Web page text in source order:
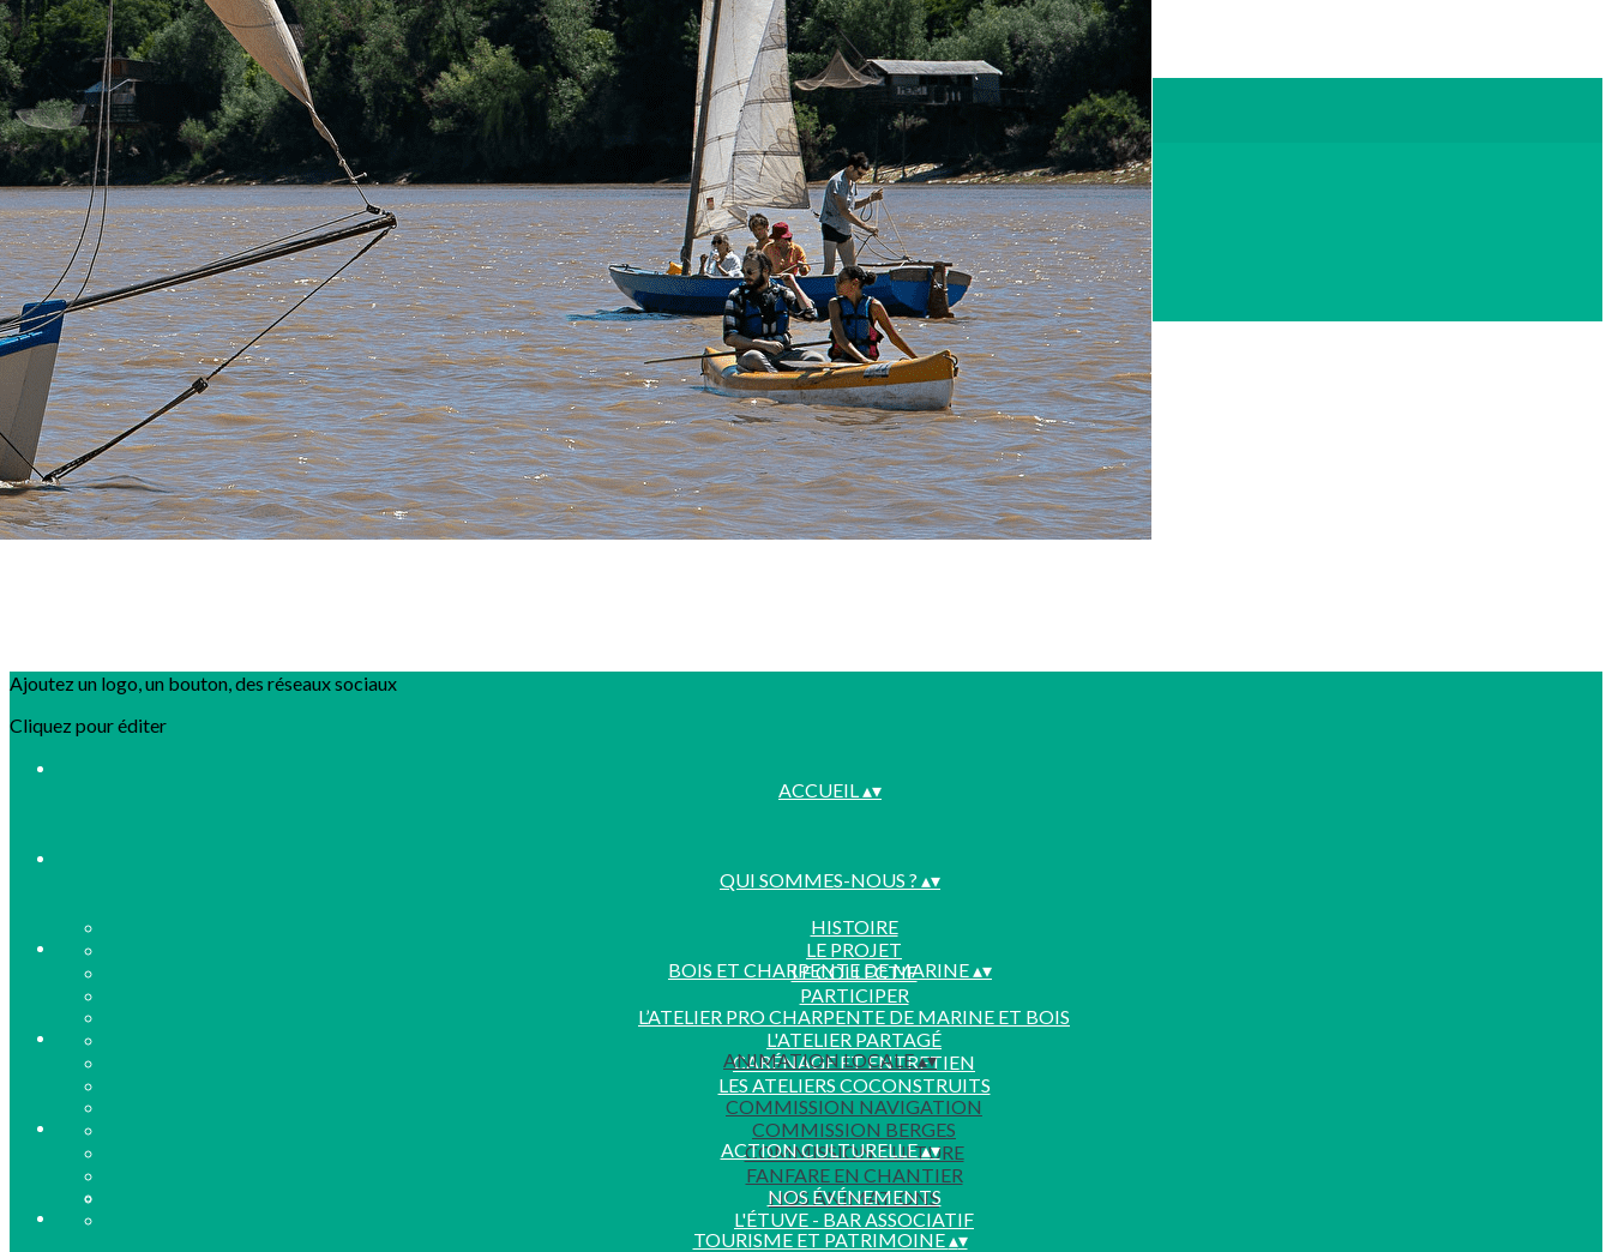
Exporter les lignes sélectionnées
Exporter toutes les colonnes
Exporter uniquement les colonnes affichées
Menu
<
Commission navigation
Commission berges
Commission culture
Fanfare en chantier
Nos animations
?>
Images de la page d'accueil
Cliquez pour éditer
Ajoutez un logo, un bouton, des réseaux sociaux
Cliquez pour éditer
ACCUEIL▴▾
QUI SOMMES-NOUS ? ▴▾
HISTOIRE
LE PROJET
LE COLLECTIF
PARTICIPER
BOIS ET CHARPENTE DE MARINE▴▾
L’ATELIER PRO CHARPENTE DE MARINE ET BOIS
L'ATELIER PARTAGÉ
CARÉNAGE ET ENTRETIEN
LES ATELIERS COCONSTRUITS
ANIMATION LOCALE▴▾
COMMISSION NAVIGATION
COMMISSION BERGES
COMMISSION CULTURE
FANFARE EN CHANTIER
NOS ANIMATIONS
ACTION CULTURELLE▴▾
NOS ÉVÉNEMENTS
L'ÉTUVE - BAR ASSOCIATIF
TOURISME ET PATRIMOINE▴▾